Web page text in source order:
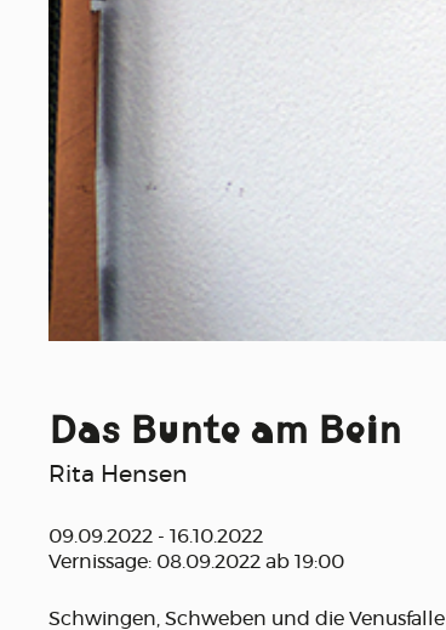
Das Bunte am Bein
Rita Hensen
09.09.2022 - 16.10.2022
Vernissage: 08.09.2022 ab 19:00
Schwingen, Schweben und die Venusfalle